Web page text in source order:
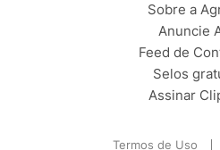
Sobre a
Anuncie
Feed de
Selos
Assinar
Termos de Uso